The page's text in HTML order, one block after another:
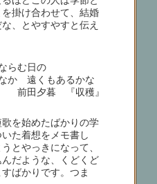
掛け合わせて、結婚
、とやすやすと伝え
む日の
遠くもあるかな
『収穫』
を始めたばかりの学
た着想をメモ書し
とやっきになって、
だような、くどくど
ばかりです。つま